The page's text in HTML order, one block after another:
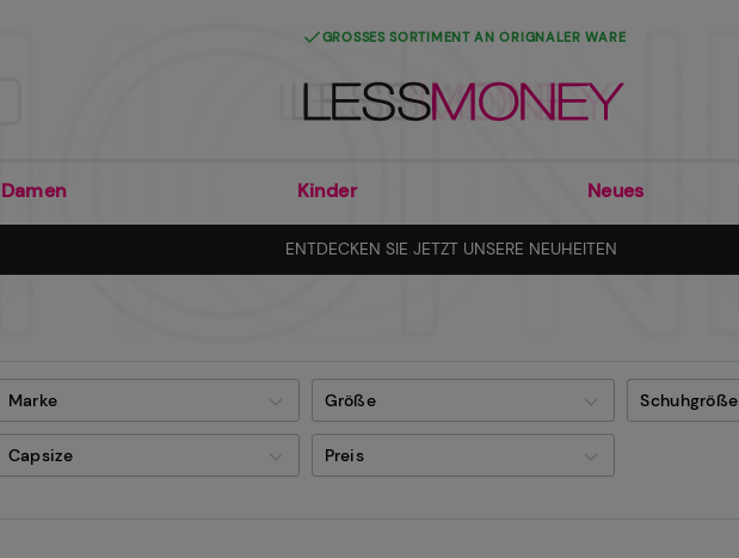
GROSSES SORTIMENT AN ORIGNALER WARE
Damen Kinder Neues
ENTDECKEN SIE JETZT UNSERE NEUHEITEN
Marke Größe
Capsize Preis